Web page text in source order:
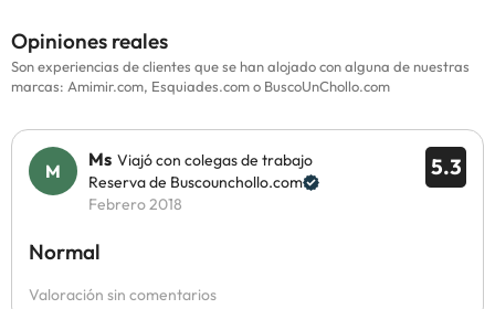
Opiniones reales
Son experiencias de clientes que se han alojado con alguna de nuestras
marcas: Amimir.com, Esquiades.com o BuscoUnChollo.com
5.3
Ms Viajó con colegas de trabajo
Reserva de Buscounchollo.com
Febrero 2018
Normal
Valoración sin comentarios